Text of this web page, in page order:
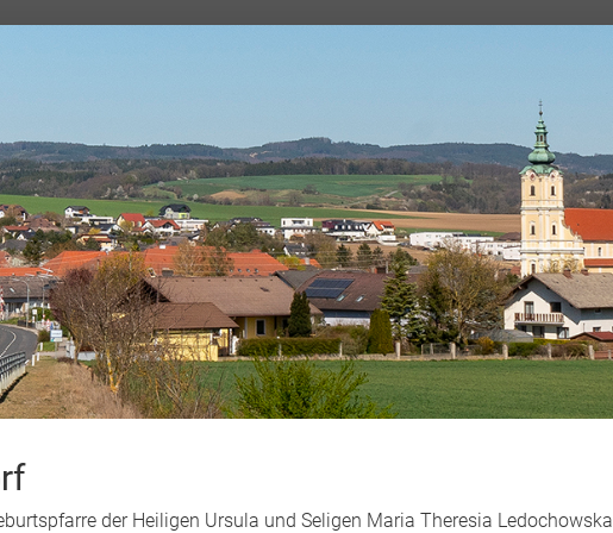
der Heiligen Ursula und Seligen Maria Theresia Ledochowska